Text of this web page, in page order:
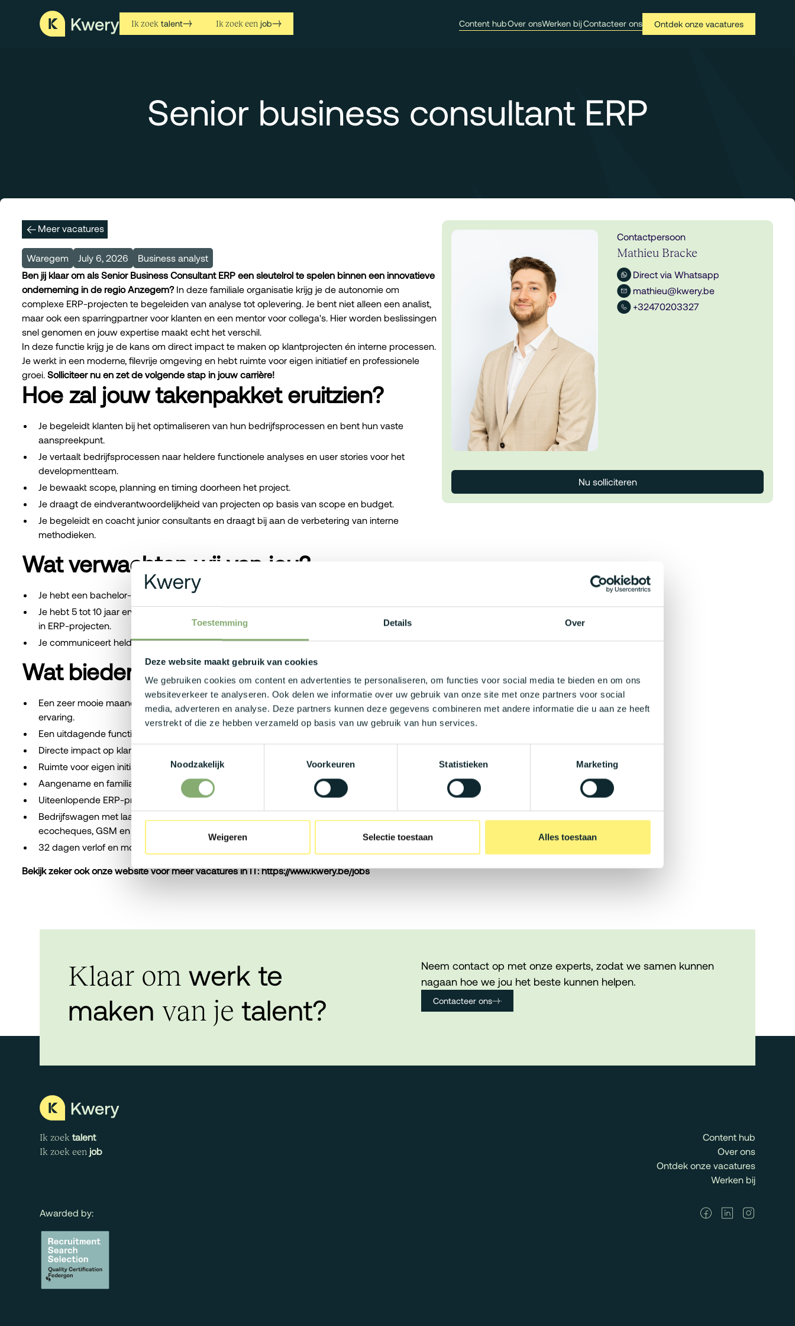
Toestemming Details Over
Deze website maakt gebruik van cookies
We gebruiken cookies om content en advertenties te personaliseren, om functies voor social media te bieden en om ons
websiteverkeer te analyseren. Ook delen we informatie over uw gebruik van onze site met onze partners voor social
media, adverteren en analyse. Deze partners kunnen deze gegevens combineren met andere informatie die u aan ze heeft
verstrekt of die ze hebben verzameld op basis van uw gebruik van hun services.
Toestemmingsselectie
Noodzakelijk
Voorkeuren Statistieken Marketing
Weigeren Selectie toestaan Alles toestaan
Ik zoek talent Ik zoek een job Content hubOver onsWerken bijContacteer ons Ontdek onze vacatures
Senior business consultant ERP
Meer vacatures
Waregem July 6, 2026
Business analyst
Ben jij klaar om als Senior Business Consultant ERP een sleutelrol te spelen binnen een innovatieve
onderneming in de regio Anzegem?In deze familiale organisatie krijg je de autonomie om
complexe ERP-projecten te begeleiden van analyse tot oplevering. Je bent niet alleen een analist,
maar ook een sparringpartner voor klanten en een mentor voor collega's. Hier worden beslissingen
snel genomen en jouw expertise maakt echt het verschil.
In deze functie krijg je de kans om direct impact te maken op klantprojecten én interne processen.
Je werkt in een moderne, filevrije omgeving en hebt ruimte voor eigen initiatief en professionele
groei. Solliciteer nu en zet de volgende stap in jouw carrière!
Hoe zal jouw takenpakket eruitzien?
Je begeleidt klanten bij het optimaliseren van hun bedrijfsprocessen en bent hun vaste
aanspreekpunt.
Je vertaalt bedrijfsprocessen naar heldere functionele analyses en user stories voor het
developmentteam.
Je bewaakt scope, planning en timing doorheen het project.
Je draagt de eindverantwoordelijkheid van projecten op basis van scope en budget.
Je begeleidt en coacht junior consultants en draagt bij aan de verbetering van interne
methodieken.
Wat verwachten wij van jou?
Je hebt een bachelor- of masterdiploma, of vergelijkbare ervaring.
Je hebt 5 tot 10 jaar ervaring als Business Consultant of Functioneel Analist, met ruime ervaring
in ERP-projecten.
Je communiceert helder naar alle stakeholders en spreekt vloeiend Nederlands en Engels.
Wat bieden wij jou?
Een zeer mooie maandverloning: €3300 - €5000 bruto / maand afhankelijk van jouw kennis en
ervaring.
Een uitdagende functie met veel persoonlijk klantencontact.
Directe impact op klantprojecten en interne processen.
Ruimte voor eigen initiatief en professionele groei.
Aangename en familiale werksfeer.
Uiteenlopende ERP-projecten en sectoren, met maatwerkoplossingen.
Bedrijfswagen met laadkaart, hospitalisatieverzekering, groepsverzekering, maaltijd- en
ecocheques, GSM en laptop.
32 dagen verlof en mogelijkheid tot 3 dagen thuiswerk.
Bekijk zeker ook onze website voor meer vacatures in IT:https://www.kwery.be/jobs
Contactpersoon
Mathieu Bracke
Direct via Whatsapp
mathieu@kwery.be
+32470203327
Nu solliciteren
Klaar om werk te
makenvan je talent?
Neem contact op met onze experts, zodat we samen kunnen
nagaan hoe we jou het beste kunnen helpen.
Contacteer ons
Ik zoek talent
Ik zoek een job
Content hub
Over ons
Ontdek onze vacatures
Werken bij
Awarded by: